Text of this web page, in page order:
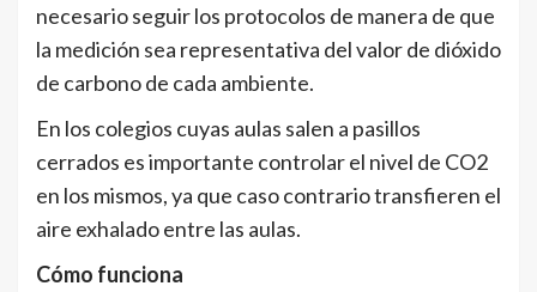
necesario seguir los protocolos de manera de que
la medición sea representativa del valor de dióxido
de carbono de cada ambiente.
En los colegios cuyas aulas salen a pasillos
cerrados es importante controlar el nivel de CO2
en los mismos, ya que caso contrario transfieren el
aire exhalado entre las aulas.
Cómo funciona